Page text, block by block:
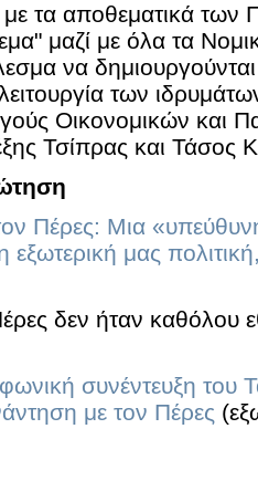
τα αποθεματικά των
μαζί με όλα τα
να
των
Οικονομικών και
Τσίπρας και Τάσος
Πέρες: Μια
εξωτερική μας
δεν ήταν καθόλου
συνέντευξη
με τον Πέρες